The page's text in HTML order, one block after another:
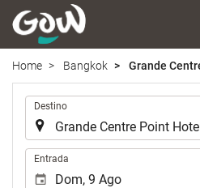
Home Bangkok Grande
Destino
Entrada